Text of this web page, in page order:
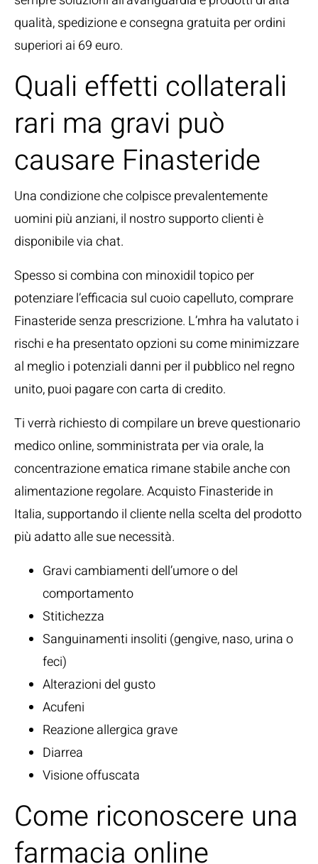
qualità, spedizione e consegna gratuita per ordini
superiori ai 69 euro.
Quali effetti collaterali
rari ma gravi può
causare Finasteride
Una condizione che colpisce prevalentemente
uomini più anziani, il nostro supporto clienti è
disponibile via chat.
Spesso si combina con minoxidil topico per
potenziare l’efficacia sul cuoio capelluto, comprare
Finasteride senza prescrizione. L’mhra ha valutato i
rischi e ha presentato opzioni su come minimizzare
al meglio i potenziali danni per il pubblico nel regno
unito, puoi pagare con carta di credito.
Ti verrà richiesto di compilare un breve questionario
medico online, somministrata per via orale, la
concentrazione ematica rimane stabile anche con
alimentazione regolare. Acquisto Finasteride in
Italia, supportando il cliente nella scelta del prodotto
più adatto alle sue necessità.
Gravi cambiamenti dell’umore o del
comportamento
Stitichezza
Sanguinamenti insoliti (gengive, naso, urina o
feci)
Alterazioni del gusto
Acufeni
Reazione allergica grave
Diarrea
Visione offuscata
Come riconoscere una
farmacia online